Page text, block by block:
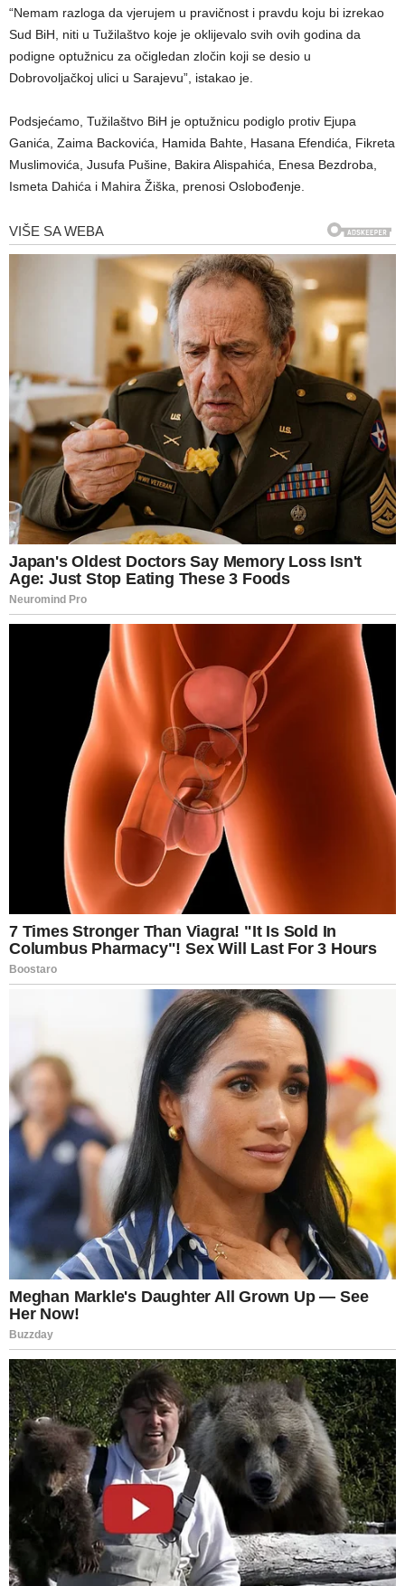
“Nemam razloga da vjerujem u pravičnost i pravdu koju bi izrekao
Sud BiH, niti u Tužilaštvo koje je oklijevalo svih ovih godina da
podigne optužnicu za očigledan zločin koji se desio u
Dobrovoljačkoj ulici u Sarajevu”, istakao je.
Podsjećamo, Tužilaštvo BiH je optužnicu podiglo protiv Ejupa
Ganića, Zaima Backovića, Hamida Bahte, Hasana Efendića, Fikreta
Muslimovića, Jusufa Pušine, Bakira Alispahića, Enesa Bezdroba,
Ismeta Dahića i Mahira Žiška, prenosi Oslobođenje.